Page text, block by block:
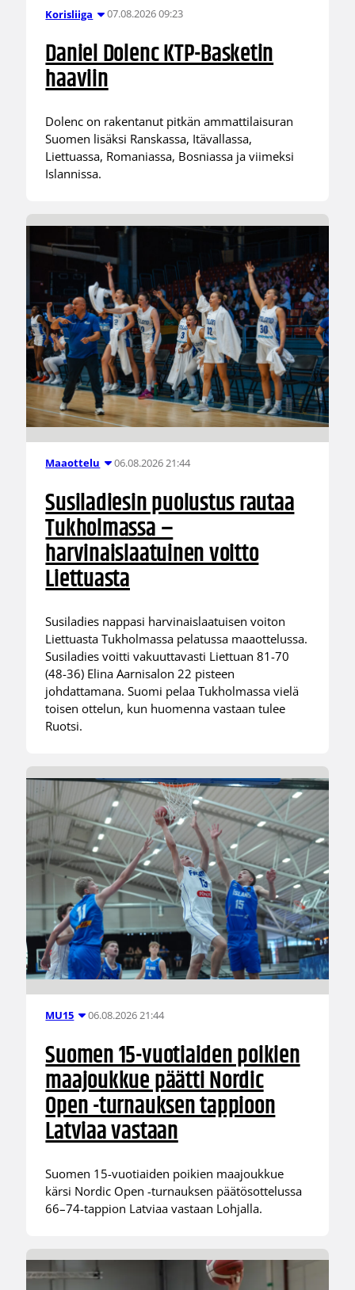
Korisliiga 07.08.2026 09:23
Daniel Dolenc KTP-Basketin
haaviin
Dolenc on rakentanut pitkän ammattilaisuran
Suomen lisäksi Ranskassa, Itävallassa,
Liettuassa, Romaniassa, Bosniassa ja viimeksi
Islannissa.
Maaottelu 06.08.2026 21:44
Susiladiesin puolustus rautaa
Tukholmassa –
harvinaislaatuinen voitto
Liettuasta
Susiladies nappasi harvinaislaatuisen voiton
Liettuasta Tukholmassa pelatussa maaottelussa.
Susiladies voitti vakuuttavasti Liettuan 81-70
(48-36) Elina Aarnisalon 22 pisteen
johdattamana. Suomi pelaa Tukholmassa vielä
toisen ottelun, kun huomenna vastaan tulee
Ruotsi.
MU15 06.08.2026 21:44
Suomen 15-vuotiaiden poikien
maajoukkue päätti Nordic
Open -turnauksen tappioon
Latviaa vastaan
Suomen 15-vuotiaiden poikien maajoukkue
kärsi Nordic Open -turnauksen päätösottelussa
66–74-tappion Latviaa vastaan Lohjalla.